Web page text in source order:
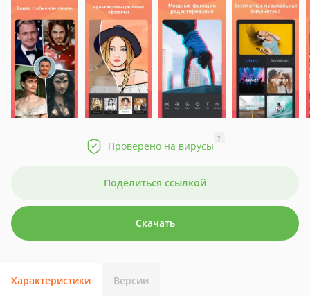
Проверено на вирусы
?
Поделиться ссылкой
Скачать
Характеристики Версии